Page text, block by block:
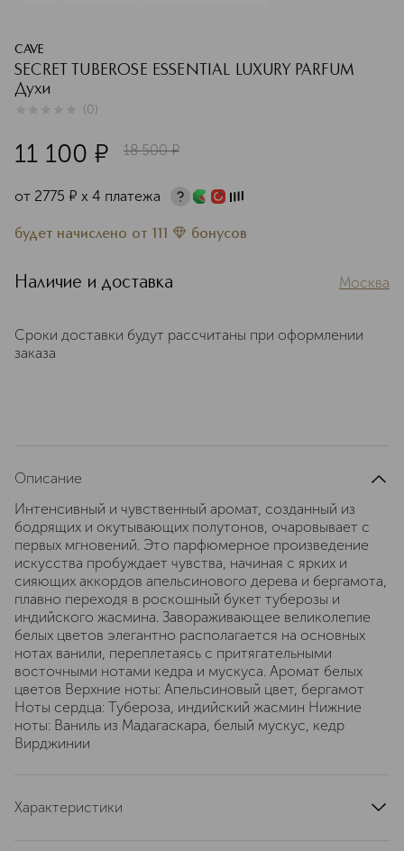
CAVE
SECRET TUBEROSE ESSENTIAL LUXURY PARFUM
Духи
(0)
11 100 ¤ 18 500 ¤
от 2775 ¤ х 4 платежа
будет начислено от 111 бонусов
Наличие и доставка Москва
Сроки доставки будут рассчитаны при оформлении
заказа
Описание
Интенсивный и чувственный аромат, созданный из
бодрящих и окутывающих полутонов, очаровывает с
первых мгновений. Это парфюмерное произведение
искусства пробуждает чувства, начиная с ярких и
сияющих аккордов апельсинового дерева и бергамота,
плавно переходя в роскошный букет туберозы и
индийского жасмина. Завораживающее великолепие
белых цветов элегантно располагается на основных
нотах ванили, переплетаясь с притягательными
восточными нотами кедра и мускуса. Аромат белых
цветов Верхние ноты: Апельсиновый цвет, бергамот
Ноты сердца: Тубероза, индийский жасмин Нижние
ноты: Ваниль из Мадагаскара, белый мускус, кедр
Вирджинии
Характеристики